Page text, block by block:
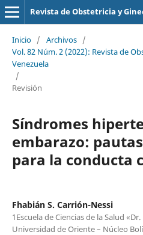
Revista de Obstetricia y
Inicio / Archivos /
Vol. 82 Núm. 2 (2022): Revista de
Venezuela
/
Revisión
Síndromes
embarazo:
para la conducta
Fhabián S. Carrión-Nessi
1Escuela de Ciencias de la Salud
Universidad de Oriente – Núcleo